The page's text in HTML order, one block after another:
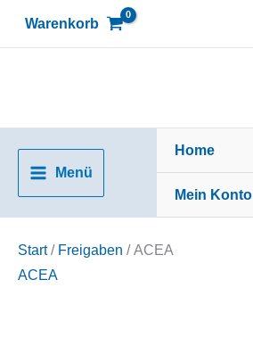
Warenkorb
Menü
Home
Mein Konto
Start/ Freigaben / ACEA
ACEA